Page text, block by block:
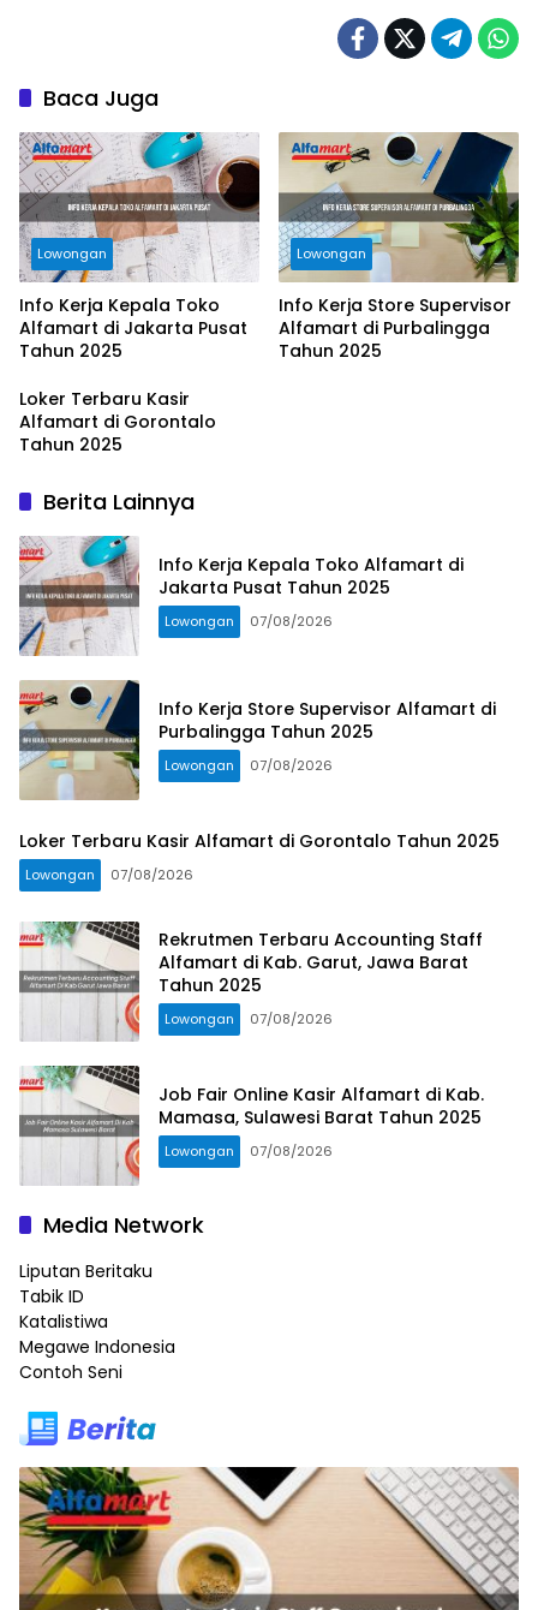
Baca Juga
Lowongan
Info Kerja Kepala Toko
Alfamart di Jakarta Pusat
Tahun 2025
Lowongan
Info Kerja Store Supervisor
Alfamart di Purbalingga
Tahun 2025
Loker Terbaru Kasir
Alfamart di Gorontalo
Tahun 2025
Berita Lainnya
Info Kerja Kepala Toko Alfamart di
Jakarta Pusat Tahun 2025
Lowongan 07/08/2026
Info Kerja Store Supervisor Alfamart di
Purbalingga Tahun 2025
Lowongan 07/08/2026
Loker Terbaru Kasir Alfamart di Gorontalo Tahun 2025
Lowongan 07/08/2026
Rekrutmen Terbaru Accounting Staff
Alfamart di Kab. Garut, Jawa Barat
Tahun 2025
Lowongan 07/08/2026
Job Fair Online Kasir Alfamart di Kab.
Mamasa, Sulawesi Barat Tahun 2025
Lowongan 07/08/2026
Media Network
Liputan Beritaku
Tabik ID
Katalistiwa
Megawe Indonesia
Contoh Seni